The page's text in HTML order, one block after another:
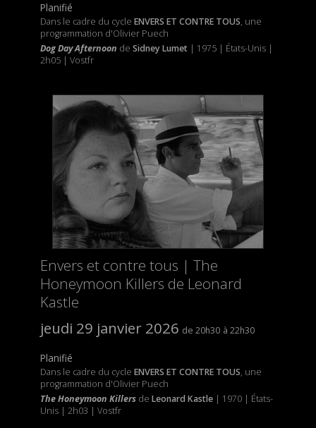
Planifié
Dans le cadre du cycle ENVERS ET CONTRE TOUS, une
programmation d'Olivier Puech
Dog Day Afternoon de Sidney Lumet| 1975 | États-Unis |
2h05 | Vostfr
Envers et contre tous | The
Honeymoon Killers de Leonard
Kastle
jeudi 29 janvier 2026
20h30 22h30
Planifié
Dans le cadre du cycle ENVERS ET CONTRE TOUS, une
programmation d'Olivier Puech
The Honeymoon Killersde Leonard Kastle| 1970 | États-
Unis | 2h03 | Vostfr